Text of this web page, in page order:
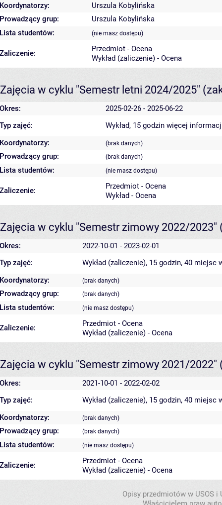
Koordynatorzy:
Urszula Kobylińska
Prowadzący grup:
Urszula Kobylińska
Lista studentów:
(nie masz dostępu)
Zaliczenie:
Przedmiot - Ocena
Wykład (zaliczenie) - Ocena
Zajęcia w cyklu "Semestr letni 2024/2025"
Okres:
2025-02-26 - 2025-06-22
Typ zajęć:
Wykład, 15 godzin więcej
Koordynatorzy:
(brak danych)
Prowadzący grup: (brak danych)
Lista studentów: (nie masz dostępu)
Zaliczenie:
Przedmiot - Ocena
Wykład - Ocena
Zajęcia w cyklu "Semestr zimowy 2022/2023"
Okres:
2022-10-01 - 2023-02-01
Typ zajęć:
Wykład (zaliczenie), 15 godzin, 40 miejsc
Koordynatorzy:
(brak danych)
Prowadzący grup: (brak danych)
Lista studentów: (nie masz dostępu)
Zaliczenie:
Przedmiot - Ocena
Wykład (zaliczenie) - Ocena
Zajęcia w cyklu "Semestr zimowy 2021/2022"
Okres:
2021-10-01 - 2022-02-02
Typ zajęć:
Wykład (zaliczenie), 15 godzin, 40 miejsc
Koordynatorzy:
(brak danych)
Prowadzący grup: (brak danych)
Lista studentów: (nie masz dostępu)
Zaliczenie:
Przedmiot - Ocena
Wykład (zaliczenie) - Ocena
Opisy przedmiotów w USOS